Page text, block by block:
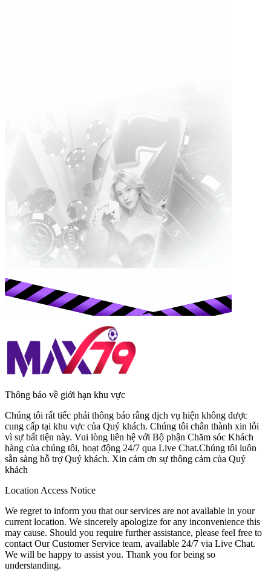
Thông báo về giới hạn khu vực
Chúng tôi rất tiếc phải thông báo rằng dịch vụ hiện không được
cung cấp tại khu vực của Quý khách. Chúng tôi chân thành xin lỗi
vì sự bất tiện này. Vui lòng liên hệ với Bộ phận Chăm sóc Khách
hàng của chúng tôi, hoạt động 24/7 qua Live Chat.Chúng tôi luôn
sẵn sàng hỗ trợ Quý khách. Xin cảm ơn sự thông cảm của Quý
khách
Location Access Notice
We regret to inform you that our services are not available in your
current location. We sincerely apologize for any inconvenience this
may cause. Should you require further assistance, please feel free to
contact Our Customer Service team, available 24/7 via Live Chat.
We will be happy to assist you. Thank you for being so
understanding.